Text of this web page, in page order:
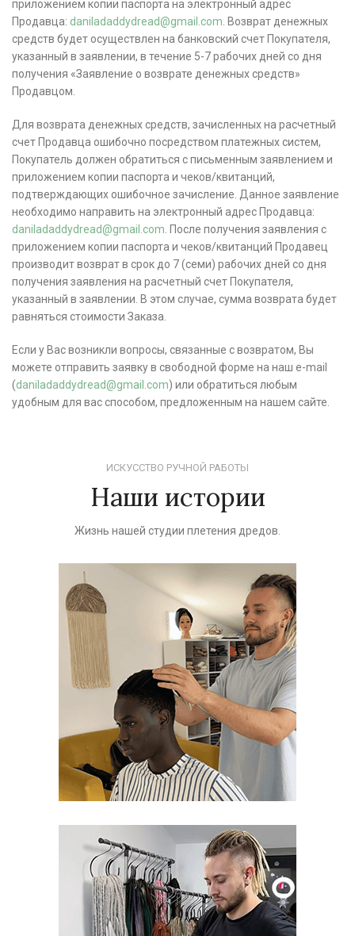
приложением копии паспорта на электронный адрес
Продавца: daniladaddydread@gmail.com . Возврат денежных
средств будет осуществлен на банковский счет Покупателя,
указанный в заявлении, в течение 5-7 рабочих дней со дня
получения «Заявление о возврате денежных средств»
Продавцом.
Для возврата денежных средств, зачисленных на расчетный
счет Продавца ошибочно посредством платежных систем,
Покупатель должен обратиться с письменным заявлением и
приложением копии паспорта и чеков/квитанций,
подтверждающих ошибочное зачисление. Данное заявление
необходимо направить на электронный адрес Продавца:
daniladaddydread@gmail.com . После получения заявления с
приложением копии паспорта и чеков/квитанций Продавец
производит возврат в срок до 7 (семи) рабочих дней со дня
получения заявления на расчетный счет Покупателя,
указанный в заявлении. В этом случае, сумма возврата будет
равняться стоимости Заказа.
Если у Вас возникли вопросы, связанные с возвратом, Вы
можете отправить заявку в свободной форме на наш e-mail
(daniladaddydread@gmail.com) или обратиться любым
удобным для вас способом, предложенным на нашем сайте.
ИСКУССТВО РУЧНОЙ РАБОТЫ
Наши истории
Жизнь нашей студии плетения дредов.